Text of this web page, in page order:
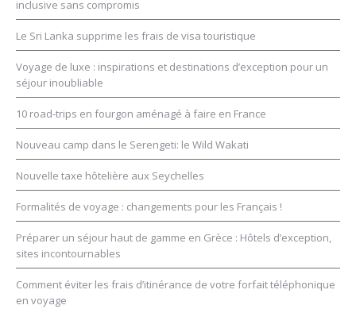
inclusive sans compromis
Le Sri Lanka supprime les frais de visa touristique
Voyage de luxe : inspirations et destinations d’exception pour un
séjour inoubliable
10 road-trips en fourgon aménagé à faire en France
Nouveau camp dans le Serengeti: le Wild Wakati
Nouvelle taxe hôtelière aux Seychelles
Formalités de voyage : changements pour les Français !
Préparer un séjour haut de gamme en Grèce : Hôtels d’exception,
sites incontournables
Comment éviter les frais d’itinérance de votre forfait téléphonique
en voyage